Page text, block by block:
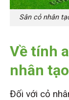
Sân cỏ nhân
Về tính
nhân
Đối với cỏ